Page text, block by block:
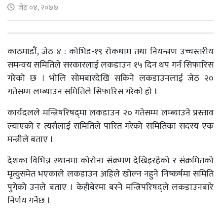
जेठ ०४, २०७७
काठमाडौं, जेठ ४ : कोभिड-१९ रोकथाम तथा नियन्त्रण उच्चस्तरीय
समन्वय समितिले सरकारलाई लकडाउन १५ दिन थप गर्न सिफारिस
गरेको छ । भोलि सोमबारदेखि सकिने लकडाउनलाई जेठ २०
गतेसम्म लम्ब्याउन समितिले सिफारिस गरेको हो ।
कार्यदलले मन्त्रिषरिषद्‍मा लकडाउन २० गतेसम्म लम्ब्याउने प्रस्ताव
ल्याएको र त्यसैलाई समितिले पारित गरेको समितिका सदस्य एक
मन्त्रीले बताए ।
देशका विभिन्न स्थानमा कोरोना स‌ंक्रमण देखिइरहेको र संक्रमितको
मृत्युसमेत भएकाले लकडाउन अहिले खोल्न नहुने निष्कर्षमा समिति
पुगेको उनले बताए । केहीबेरमा बस्ने मन्त्रिपरिषद्ले लकडाउनबारे
निर्णय गर्नेछ ।